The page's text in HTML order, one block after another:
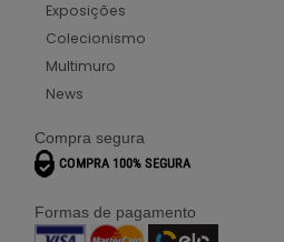
Exposições
Colecionismo
Multimuro
News
Compra segura
Formas de pagamento